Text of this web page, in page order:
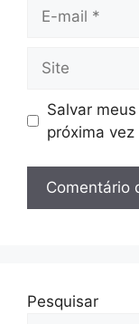
mail
Salvar
próxima
Pesquisar